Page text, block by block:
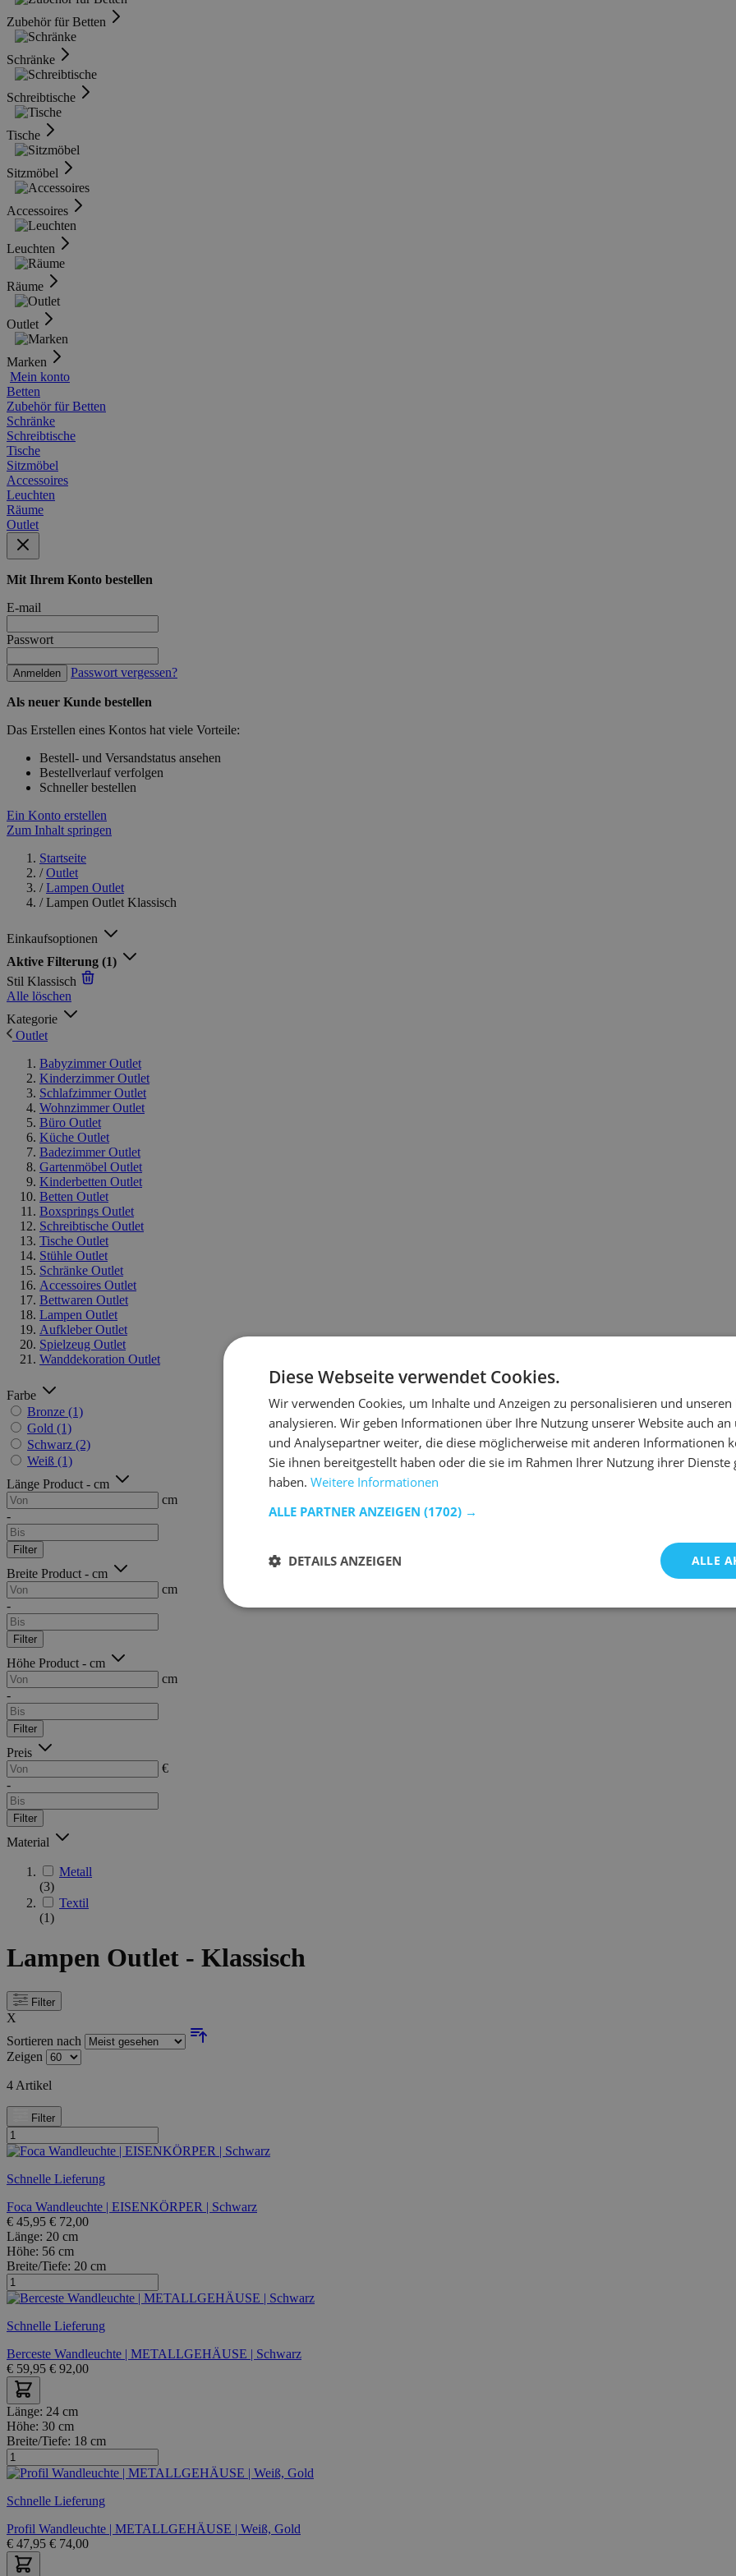
Zubehör für Betten
Schränke
Schreibtische
Tische
Sitzmöbel
Accessoires
Leuchten
Räume
Outlet
Marken
Mein konto
Betten
Zubehör für Betten
Schränke
Schreibtische
Tische
Sitzmöbel
Accessoires
Leuchten
Räume
Outlet
Mit Ihrem Konto bestellen
E-mail
Passwort
Anmelden Passwort vergessen?
Als neuer Kunde bestellen
Das Erstellen eines Kontos hat viele Vorteile:
Bestell- und Versandstatus ansehen
Bestellverlauf verfolgen
Schneller bestellen
Ein Konto erstellen
Zum Inhalt springen
Startseite
/ Outlet
/ Lampen Outlet
/ Lampen Outlet Klassisch
Einkaufsoptionen
Aktive Filterung (1)
Stil Klassisch
Alle löschen
Kategorie
Outlet
Babyzimmer Outlet
Kinderzimmer Outlet
Schlafzimmer Outlet
Wohnzimmer Outlet
Büro Outlet
Küche Outlet
Badezimmer Outlet
Gartenmöbel Outlet
Kinderbetten Outlet
Betten Outlet
Boxsprings Outlet
Schreibtische Outlet
Tische Outlet
Stühle Outlet
Schränke Outlet
Accessoires Outlet
Bettwaren Outlet
Lampen Outlet
Aufkleber Outlet
Spielzeug Outlet
Wanddekoration Outlet
Farbe
Bronze (1)
Gold (1)
Schwarz (2)
Weiß (1)
Länge Product - cm
cm
-
Filter
Breite Product - cm
cm
-
Filter
Höhe Product - cm
cm
-
Filter
Preis
€
-
Filter
Material
Metall
(3)
Textil
(1)
Lampen Outlet - Klassisch
Filter
X
Sortieren nach
Zeigen
4 Artikel
Filter
Schnelle Lieferung
Foca Wandleuchte | EISENKÖRPER | Schwarz
€ 45,95 € 72,00
Länge: 20 cm
Höhe: 56 cm
Breite/Tiefe: 20 cm
Schnelle Lieferung
Berceste Wandleuchte | METALLGEHÄUSE | Schwarz
€ 59,95 € 92,00
Länge: 24 cm
Höhe: 30 cm
Breite/Tiefe: 18 cm
Schnelle Lieferung
Profil Wandleuchte | METALLGEHÄUSE | Weiß, Gold
€ 47,95 € 74,00
Diese Webseite verwendet Cookies.
Wir verwenden Cookies, um Inhalte und Anzeigen zu personalisieren und
analysieren. Wir geben Informationen über Ihre Nutzung unserer Website auch an
und Analysepartner weiter, die diese möglicherweise mit anderen Informationen
Sie ihnen bereitgestellt haben oder die sie im Rahmen Ihrer Nutzung ihrer Dienste
haben. Weitere Informationen
ALLE PARTNER ANZEIGEN (1702) →
ALLE
DETAILS ANZEIGEN